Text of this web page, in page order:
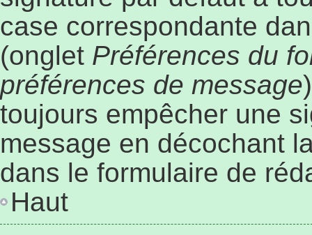
case correspondante
(onglet Préférences du
préférences de message
toujours empêcher une
message en décochant
dans le formulaire de
Haut